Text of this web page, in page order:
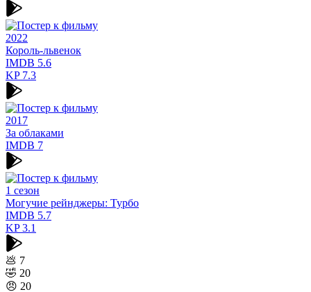
2022
Король-львенок
IMDB 5.6
KP7.3
2017
За облаками
IMDB 7
1 сезон
Могучие рейнджеры: Турбо
IMDB 5.7
KP3.1
💩 7
🤣 20
😠 20